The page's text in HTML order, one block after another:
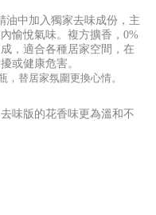
油中加入獨家去味成份，主
愉悅氣味。複方擴香， 0%
，適合各種居家空間，在
或健康危害。
，替居家氛圍更換心情。
味版的花香味更為溫和不